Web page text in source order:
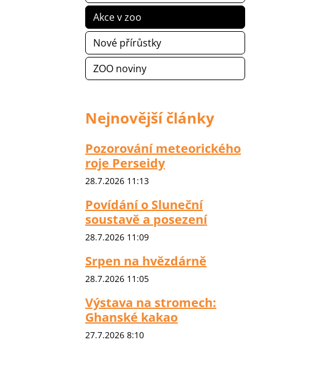
Akce v zoo
Nové přírůstky
ZOO noviny
Nejnovější články
Pozorování meteorického
roje Perseidy
28.7.2026 11:13
Povídání o Sluneční
soustavě a posezení
28.7.2026 11:09
Srpen na hvězdárně
28.7.2026 11:05
Výstava na stromech:
Ghanské kakao
27.7.2026 8:10